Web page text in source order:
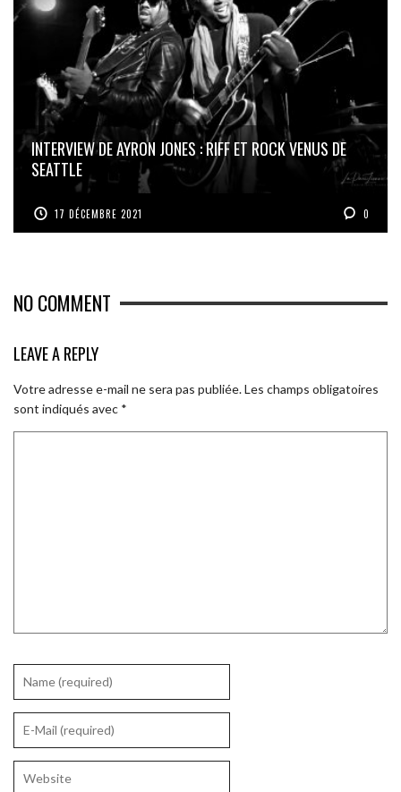
INTERVIEW DE AYRON JONES : RIFF ET ROCK VENUS DE
SEATTLE
17 DÉCEMBRE 2021 0
NO COMMENT
LEAVE A REPLY
Votre adresse e-mail ne sera pas publiée.Les champs obligatoires
sont indiqués avec *